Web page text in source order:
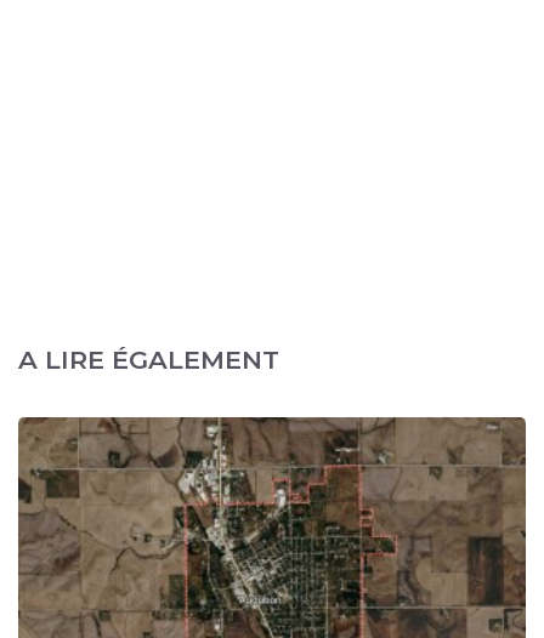
A LIRE ÉGALEMENT